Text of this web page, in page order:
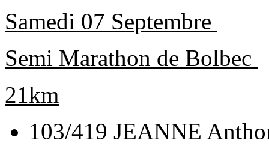
Samedi 07 Septembre
Semi Marathon de Bolbec
21km
103/419 JEANNE